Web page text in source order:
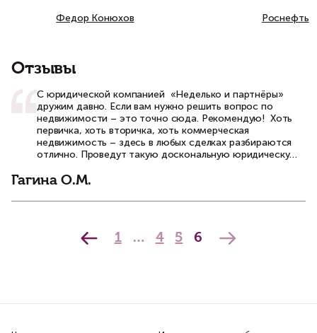
Федор Конюхов Роснефть
Отзывы
С юридической компанией «Неделько и партнёры»
дружим давно. Если вам нужно решить вопрос по
недвижимости – это точно сюда. Рекомендую! Хоть
первичка, хоть вторичка, хоть коммерческая
недвижимость – здесь в любых сделках разбираются
отлично. Проведут такую доскональную юридическую
договор купли-продажи. Заключения дают быстро, все
довольно удобно. Ну, и в сопровождении сделок им
старшего юриста Артура Пронина – всегда искренне
Гагина О.М.
1 … 4 5 6